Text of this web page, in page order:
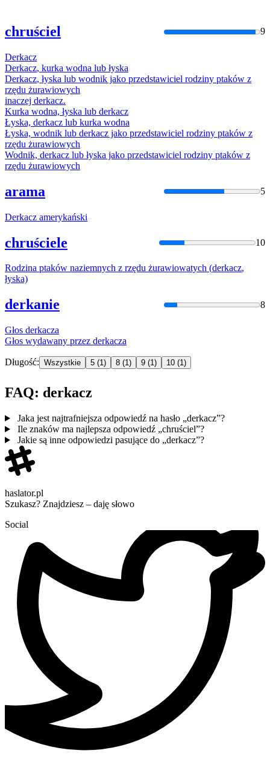
chruściel 9
Derkacz
Derkacz, kurka wodna lub łyska
Derkacz, łyska lub wodnik jako przedstawiciel rodziny ptaków z
rzędu żurawiowych
inaczej derkacz.
Kurka wodna, łyska lub derkacz
Łyska, derkacz lub kurka wodna
Łyska, wodnik lub derkacz jako przedstawiciel rodziny ptaków z
rzędu żurawiowych
Wodnik, derkacz lub łyska jako przedstawiciel rodziny ptaków z
rzędu żurawiowych
arama 5
Derkacz amerykański
chruściele 10
Rodzina ptaków naziemnych z rzędu żurawiowatych (derkacz,
łyska)
derkanie 8
Głos derkacza
Głos wydawany przez derkacza
Długość: Wszystkie 5 (1) 8 (1) 9 (1) 10 (1)
FAQ: derkacz
Jaka jest najtrafniejsza odpowiedź na hasło „derkacz”?
Ile znaków ma najlepsza odpowiedź „chruściel”?
Jakie są inne odpowiedzi pasujące do „derkacz”?
haslator.pl
Szukasz? Znajdziesz – daję słowo
Social